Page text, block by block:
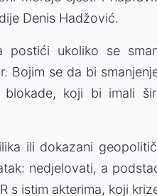
Denis Hadžović.
postići ukoliko se
Bojim se da bi
blokade, koji bi imali
ili dokazani
nedjelovati, a
s istim akterima, koji